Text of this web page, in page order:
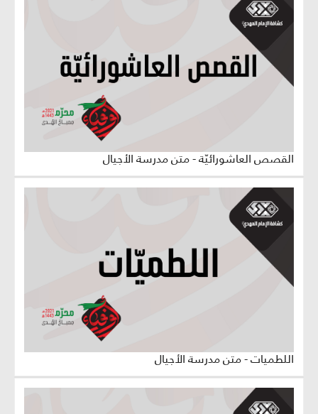
القصص العاشورائيّة - متن مدرسة الأجيال
اللطميات - متن مدرسة الأجيال